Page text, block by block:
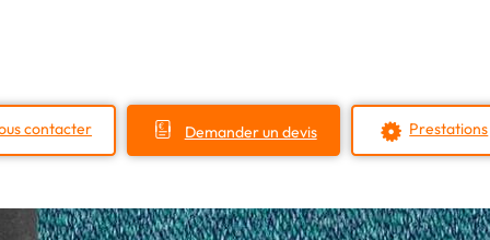
contacter Demander un devis Prestations